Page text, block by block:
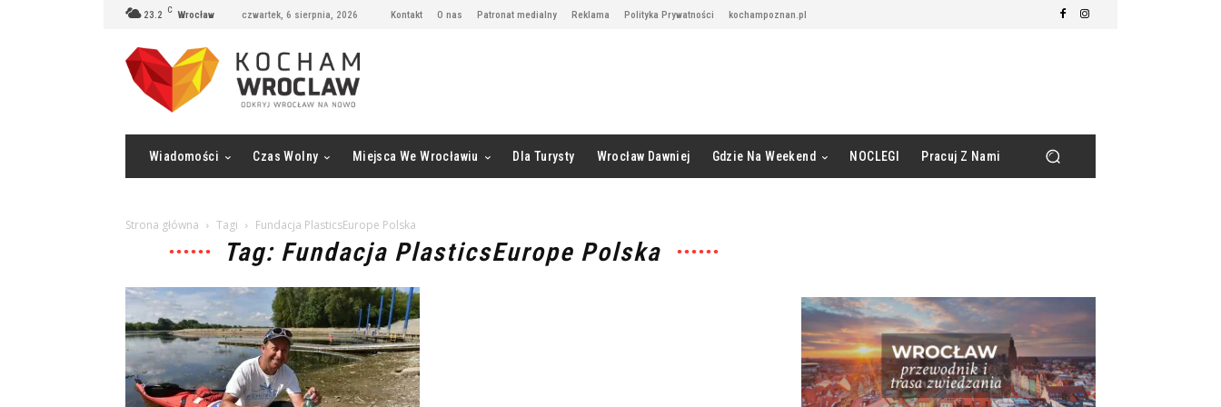
23.2 C Wrocław czwartek, 6 sierpnia, 2026 Kontakt O nas Patronat medialny Reklama Polityka Prywatności kochampoznan.pl
Wiadomości Czas Wolny Miejsca We Wrocławiu Dla Turysty Wrocław Dawniej Gdzie Na Weekend NOCLEGI Pracuj Z Nami
Strona główna Tagi Fundacja PlasticsEurope Polska
Tag: Fundacja PlasticsEurope Polska